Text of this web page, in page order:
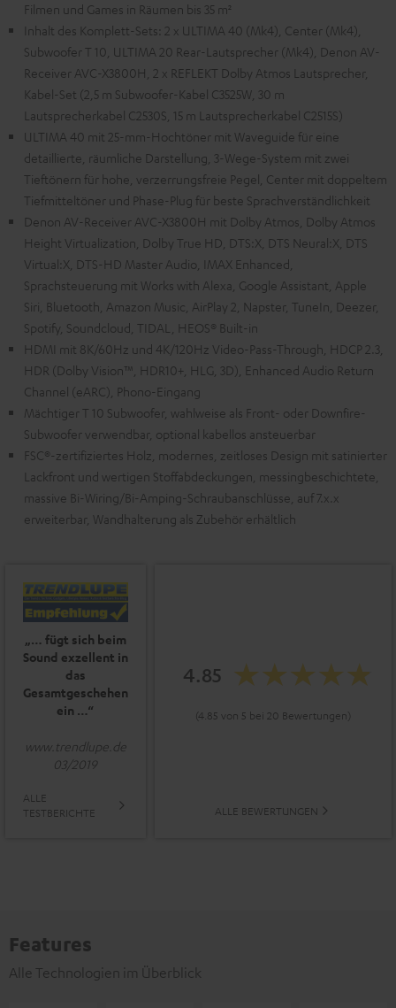
Filmen und Games in Räumen bis 35 m²
Inhalt des Komplett-Sets: 2 x ULTIMA 40 (Mk4), Center (Mk4),
Subwoofer T 10, ULTIMA 20 Rear-Lautsprecher (Mk4), Denon AV-
Receiver AVC-X3800H, 2 x REFLEKT Dolby Atmos Lautsprecher,
Kabel-Set (2,5 m Subwoofer-Kabel C3525W, 30 m
Lautsprecherkabel C2530S, 15 m Lautsprecherkabel C2515S)
ULTIMA 40 mit 25-mm-Hochtöner mit Waveguide für eine
detaillierte, räumliche Darstellung, 3-Wege-System mit zwei
Tieftönern für hohe, verzerrungsfreie Pegel, Center mit doppeltem
Tiefmitteltöner und Phase-Plug für beste Sprachverständlichkeit
Denon AV-Receiver AVC-X3800H mit Dolby Atmos, Dolby Atmos
Height Virtualization, Dolby True HD, DTS:X, DTS Neural:X, DTS
Virtual:X, DTS-HD Master Audio, IMAX Enhanced,
Sprachsteuerung mit Works with Alexa, Google Assistant, Apple
Siri, Bluetooth, Amazon Music, AirPlay 2, Napster, TuneIn, Deezer,
Spotify, Soundcloud, TIDAL, HEOS® Built-in
HDMI mit 8K/60Hz und 4K/120Hz Video-Pass-Through, HDCP 2.3,
HDR (Dolby Vision™, HDR10+, HLG, 3D), Enhanced Audio Return
Channel (eARC), Phono-Eingang
Mächtiger T 10 Subwoofer, wahlweise als Front- oder Downfire-
Subwoofer verwendbar, optional kabellos ansteuerbar
FSC®-zertifiziertes Holz, modernes, zeitloses Design mit satinierter
Lackfront und wertigen Stoffabdeckungen, messingbeschichtete,
massive Bi-Wiring/Bi-Amping-Schraubanschlüsse, auf 7.x.x
erweiterbar, Wandhalterung als Zubehör erhältlich
„… fügt sich beim
Sound exzellent in
das
Gesamtgeschehen
ein …“
www.trendlupe.de
03/2019
ALLE
TESTBERICHTE
4.85
(4.85 von 5 bei 20 Bewertungen)
ALLE BEWERTUNGEN
Features
Alle Technologien im Überblick